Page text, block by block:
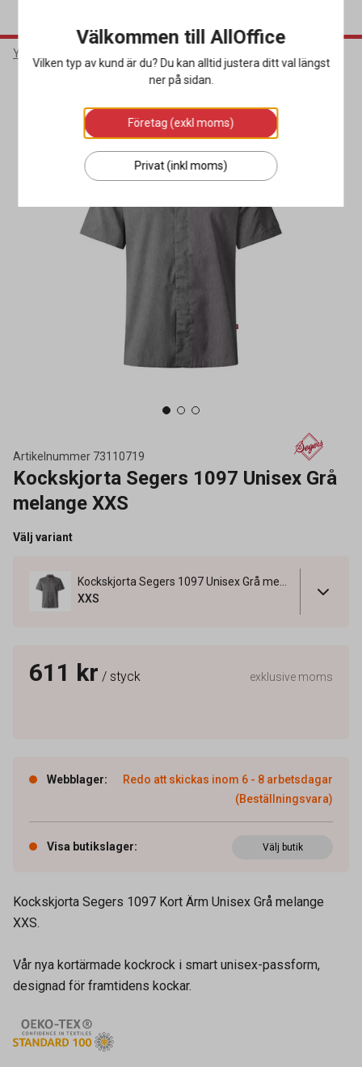
Yrkeskläder & Skydd
Miljöval
Artikelnummer 73110719
Kockskjorta Segers 1097 Unisex Grå
melange XXS
Välj variant
XXS
611 kr / styck exklusive moms
Webblager:
Redo att skickas inom 6 - 8 arbetsdagar
(Beställningsvara)
Visa butikslager: Välj butik
Kockskjorta Segers 1097 Kort Ärm Unisex Grå melange
XXS.
Vår nya kortärmade kockrock i smart unisex-passform,
designad för framtidens kockar.
Artikelnummer
Leverantörens
Välkommen till AllOffice
Vilken typ av kund är du? Du kan alltid justera ditt val längst
ner på sidan.
Företag (exkl moms)
Privat (inkl moms)